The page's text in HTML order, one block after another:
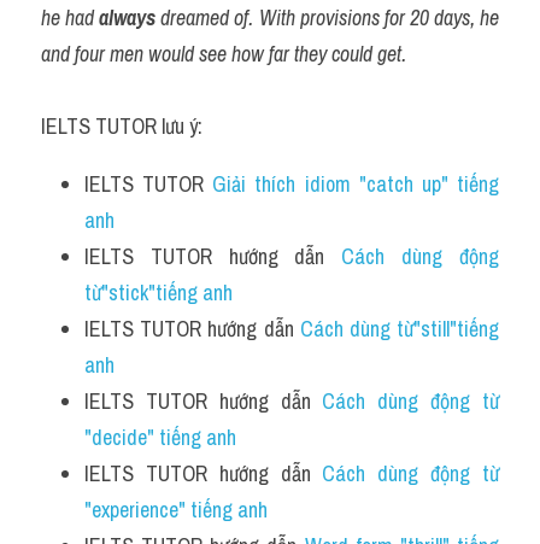
he had always dreamed of. With provisions for 20 days, he
and four men would see how far they could get.
IELTS TUTOR lưu ý:
IELTS TUTOR Giải thích idiom "catch up" tiếng
anh
IELTS TUTOR hướng dẫn Cách dùng động
từ"stick"tiếng anh
IELTS TUTOR hướng dẫn Cách dùng từ"still"tiếng
anh
IELTS TUTOR hướng dẫn Cách dùng động từ
"decide" tiếng anh
IELTS TUTOR hướng dẫn Cách dùng động từ
"experience" tiếng anh